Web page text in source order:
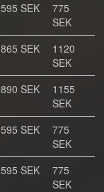
595 SEK
775
SEK
865 SEK
1120
SEK
890 SEK
1155
SEK
595 SEK
775
SEK
595 SEK
775
SEK